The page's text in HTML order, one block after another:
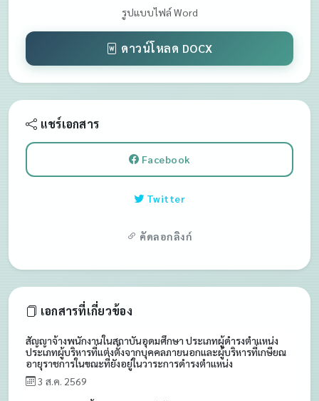
รูปแบบไฟล์ Word
ดาวน์โหลด DOCX(เปิดหน้าต่างใหม่)
แชร์เอกสาร
Facebook
Twitter(เปิดหน้าต่างใหม่)
คัดลอกลิงก์
เอกสารที่เกี่ยวข้อง
สัญญาจ้างพนักงานในสถาบันอุดมศึกษา ประเภทผู้ดำรงตำแหน่ง
ประเภทผู้บริหารที่แต่งตั้งจากบุคคลภายนอกและผู้บริหารที่เกษียณ
อายุราชการในขณะที่ยังอยู่ในวาระการดำรงตำแหน่ง
3 ส.ค. 2569